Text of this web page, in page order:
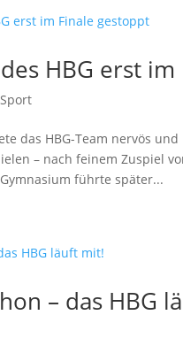
HBG erst
Sport
das HBG-Team nervös
– nach feinem Zuspiel
führte später...
– das HBG